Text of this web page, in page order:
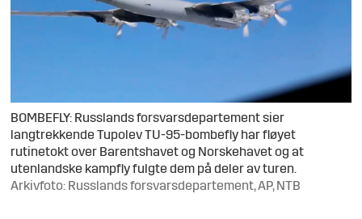
BOMBEFLY: Russlands forsvarsdepartement sier
langtrekkende Tupolev TU-95-bombefly har fløyet
rutinetokt over Barentshavet og Norskehavet og at
utenlandske kampfly fulgte dem på deler av turen.
Arkivfoto: Russlands forsvarsdepartement, AP, NTB